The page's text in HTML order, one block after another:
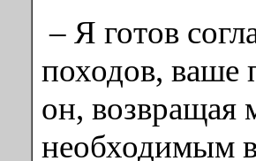
– Я готов
походов, ваше
он, возвращая
необходимым